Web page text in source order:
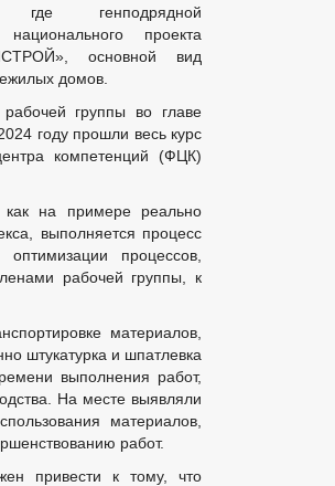
где генподрядной
проекта
основной вид
домов.
группы во главе
году прошли весь курс
компетенций (ФЦК)
как на примере реально
выполняется процесс
процессов,
рабочей группы, к
материалов,
штукатурка и шпатлевка
выполнения работ,
На месте выявляли
материалов,
работ.
привести к тому, что